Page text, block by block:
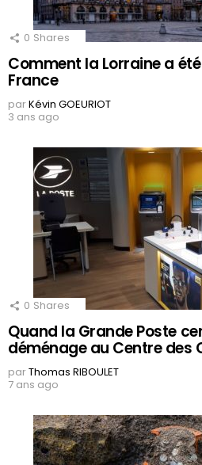
0 Shares
Comment la Lorraine a
France
parKévin GOEURIOT
3 ans ago
0 Shares
Quand la Grande Poste
déménage au Centre des
parThomas RIBOULET
7 ans ago